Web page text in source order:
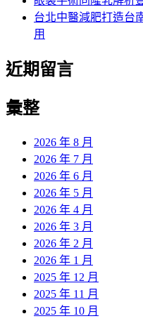
台北中醫減肥打造台
用
近期留言
彙整
2026 年 8 月
2026 年 7 月
2026 年 6 月
2026 年 5 月
2026 年 4 月
2026 年 3 月
2026 年 2 月
2026 年 1 月
2025 年 12 月
2025 年 11 月
2025 年 10 月